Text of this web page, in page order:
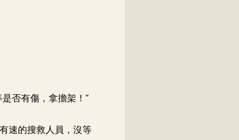
否有傷，拿擔架！”
速的搜救人員，沒等